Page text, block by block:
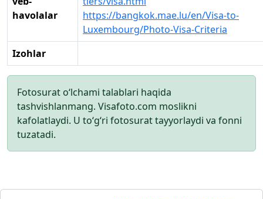
havolalar
https://bangkok.mae.lu/en/Visa-to-
Luxembourg/Photo-Visa-Criteria
Izohlar
Fotosurat o‘lchami talablari haqida
tashvishlanmang. Visafoto.com moslikni
kafolatlaydi. U to‘g‘ri fotosurat tayyorlaydi va fonni
tuzatadi.